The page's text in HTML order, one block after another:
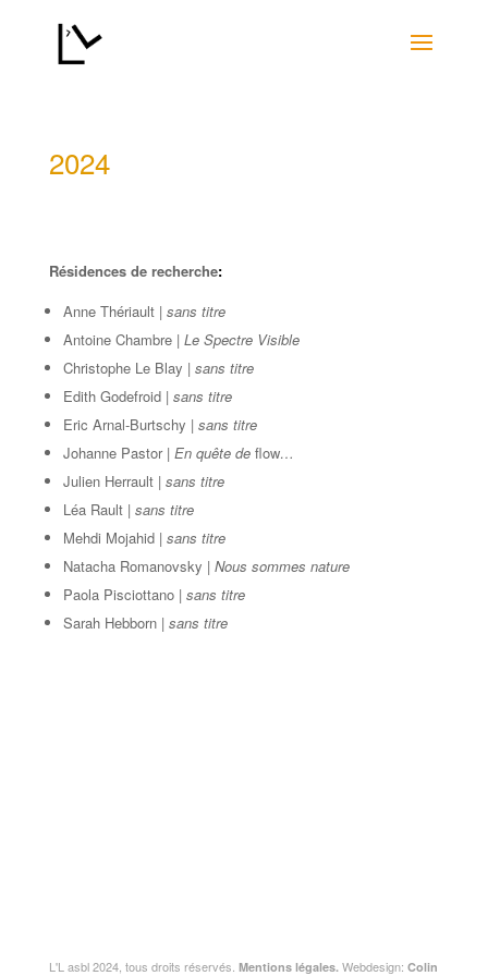
2024
Résidences de recherche:
Anne Thériault | sans titre
Antoine Chambre | Le Spectre Visible
Christophe Le Blay | sans titre
Edith Godefroid | sans titre
Eric Arnal-Burtschy | sans titre
Johanne Pastor | En quête de flow…
Julien Herrault | sans titre
Léa Rault | sans titre
Mehdi Mojahid | sans titre
Natacha Romanovsky | Nous sommes nature
Paola Pisciottano | sans titre
Sarah Hebborn | sans titre
L'L asbl 2024, tous droits réservés.Mentions légales. Webdesign:Colin